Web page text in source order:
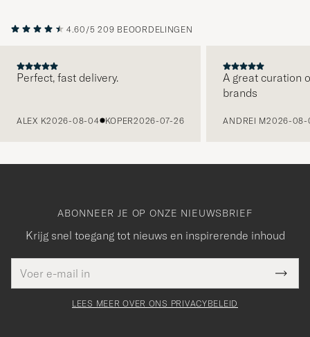
4.60/5 209 BEOORDELINGEN
Perfect, fast delivery.
ALEX K2026-08-04 KOPER2026-07-26
A great curation
brands
ANDREI M2026-08-
ABONNEER JE OP ONZE NIEUWSBRIEF
Krijg snel toegang tot nieuws en inspirerende inhoud
mailadres
veldBedankt
voor
LEES MEER OVER ONS PRIVACYBELEID